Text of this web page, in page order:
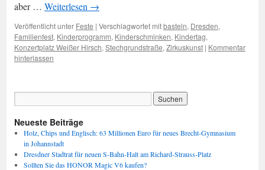
aber … Weiterlesen →
Veröffentlicht unter Feste | Verschlagwortet mitbasteln, Dresden,
Familienfest, Kinderprogramm, Kinderschminken, Kindertag,
Konzertplatz Weißer Hirsch, Stechgrundstraße, Zirkuskunst | Kommentar
hinterlassen
Neueste Beiträge
Holz, Chips und Englisch: 63 Millionen Euro für neues Brecht-Gymnasium
in Johannstadt
Dresdner Stadtrat für neuen S-Bahn-Halt am Richard-Strauss-Platz
Sollten Sie das HONOR Magic V6 kaufen?